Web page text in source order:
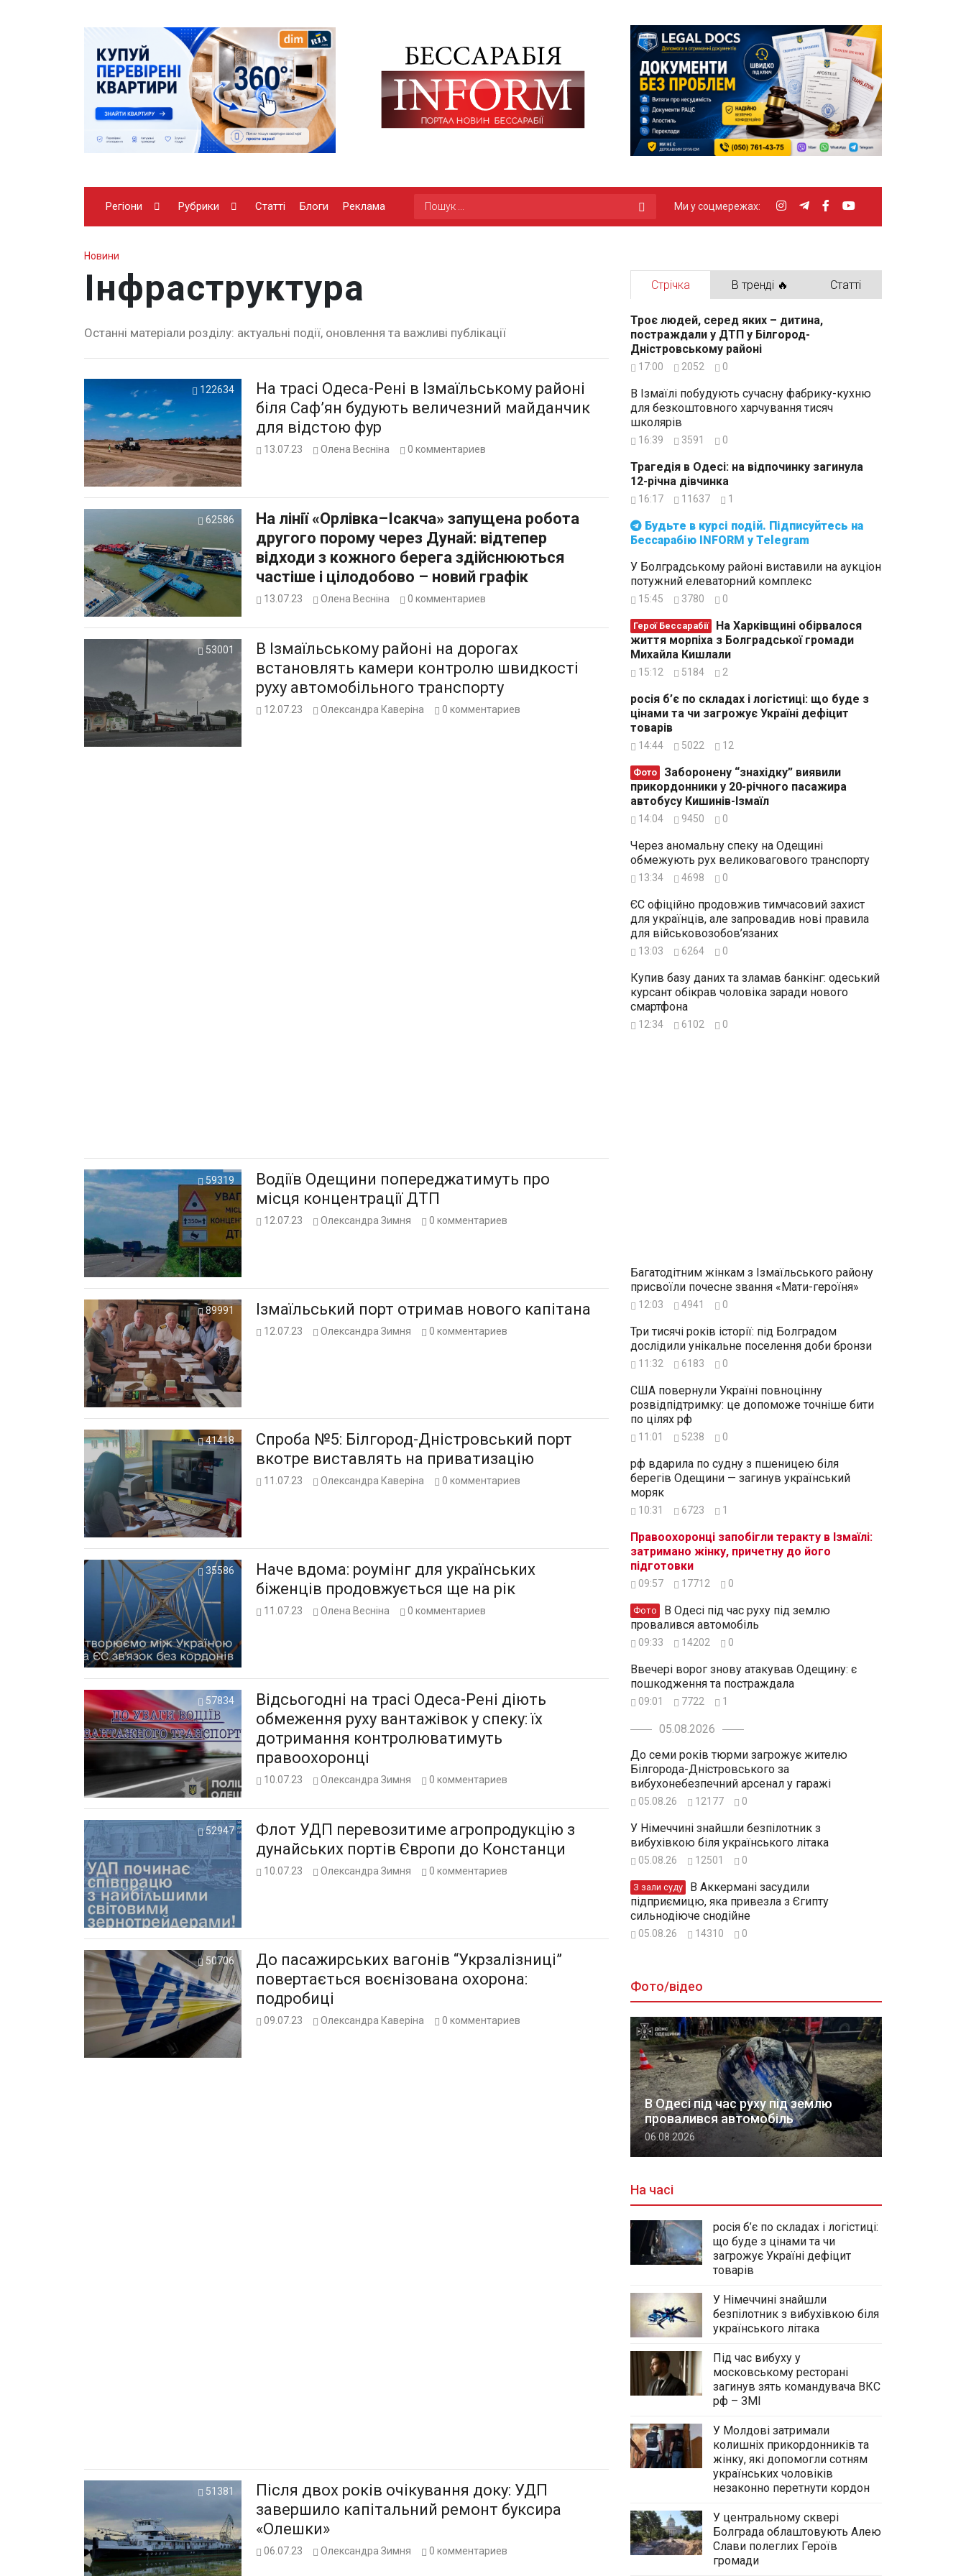
Регіони Рубрики Статті Блоги Реклама Ми у соцмережах:
Новини
Інфраструктура
Останні матеріали розділу: актуальні події, оновлення та важливі публікації
122634
На трасі Одеса-Рені в Ізмаїльському районі
біля Саф’ян будують величезний майданчик
для відстою фур
13.07.23 Олена Весніна 0 комментариев
62586
На лінії «Орлівка–Ісакча» запущена робота
другого порому через Дунай: відтепер
відходи з кожного берега здійснюються
частіше і цілодобово – новий графік
13.07.23 Олена Весніна 0 комментариев
53001
В Ізмаїльському районі на дорогах
встановлять камери контролю швидкості
руху автомобільного транспорту
12.07.23 Олександра Каверіна 0 комментариев
59319
Водіїв Одещини попереджатимуть про
місця концентрації ДТП
12.07.23 Олександра Зимня 0 комментариев
89991 Ізмаїльський порт отримав нового капітана
12.07.23 Олександра Зимня 0 комментариев
41418
Спроба №5: Білгород-Дністровський порт
вкотре виставлять на приватизацію
11.07.23 Олександра Каверіна 0 комментариев
35586
Наче вдома: роумінг для українських
біженців продовжується ще на рік
11.07.23 Олена Весніна 0 комментариев
57834
Відсьогодні на трасі Одеса-Рені діють
обмеження руху вантажівок у спеку: їх
дотримання контролюватимуть
правоохоронці
10.07.23 Олександра Зимня 0 комментариев
52947
Флот УДП перевозитиме агропродукцію з
дунайських портів Європи до Констанци
10.07.23 Олександра Зимня 0 комментариев
50706
До пасажирських вагонів “Укрзалізниці”
повертається воєнізована охорона:
подробиці
09.07.23 Олександра Каверіна 0 комментариев
51381
Після двох років очікування доку: УДП
завершило капітальний ремонт буксира
«Олешки»
06.07.23 Олександра Зимня 0 комментариев
Стрічка В тренді 🔥 Статті
Бессарабію INFORM у Telegram
Троє людей, серед яких – дитина,
постраждали у ДТП у Білгород-
Дністровському районі
17:00 2052 0
В Ізмаїлі побудують сучасну фабрику-кухню
для безкоштовного харчування тисяч
школярів
16:39 3591 0
Трагедія в Одесі: на відпочинку загинула
12-річна дівчинка
16:17 11637 1
У Болградському районі виставили на аукціон
потужний елеваторний комплекс
15:45 3780 0
Герої Бессарабії
життя морпіха з Болградської громади
Михайла Кишлали
15:12 5184 2
росія б’є по складах і логістиці: що буде з
цінами та чи загрожує Україні дефіцит
товарів
14:44 5022 12
Фото
прикордонники у 20-річного пасажира
автобусу Кишинів-Ізмаїл
14:04 9450 0
Через аномальну спеку на Одещині
обмежують рух великовагового транспорту
13:34 4698 0
ЄС офіційно продовжив тимчасовий захист
для українців, але запровадив нові правила
для військовозобов’язаних
13:03 6264 0
Купив базу даних та зламав банкінг: одеський
курсант обікрав чоловіка заради нового
смартфона
12:34 6102 0
Багатодітним жінкам з Ізмаїльського району
присвоїли почесне звання «Мати-героїня»
12:03 4941 0
Три тисячі років історії: під Болградом
дослідили унікальне поселення доби бронзи
11:32 6183 0
США повернули Україні повноцінну
розвідпідтримку: це допоможе точніше бити
по цілях рф
11:01 5238 0
рф вдарила по судну з пшеницею біля
берегів Одещини — загинув український
моряк
10:31 6723 1
Правоохоронці запобігли теракту в Ізмаїлі:
затримано жінку, причетну до його
підготовки
09:57 17712 0
Фото
провалився автомобіль
09:33 14202 0
Ввечері ворог знову атакував Одещину: є
пошкодження та постраждала
09:01 7722 1
05.08.2026
До семи років тюрми загрожує жителю
Білгорода-Дністровського за
вибухонебезпечний арсенал у гаражі
05.08.26 12177 0
У Німеччині знайшли безпілотник з
вибухівкою біля українського літака
05.08.26 12501 0
З зали суду
підприємицю, яка привезла з Єгипту
сильнодіюче снодійне
05.08.26 14310 0
Фото/відео
В Одесі під час руху під землю
провалився автомобіль
06.08.2026
На часі
росія б’є по складах і логістиці:
що буде з цінами та чи
загрожує Україні дефіцит
товарів
У Німеччині знайшли
безпілотник з вибухівкою біля
українського літака
Під час вибуху у
московському ресторані
загинув зять командувача ВКС
рф – ЗМІ
У Молдові затримали
колишніх прикордонників та
жінку, які допомогли сотням
українських чоловіків
незаконно перетнути кордон
У центральному сквері
Болграда облаштовують Алею
Слави полеглих Героїв
громади